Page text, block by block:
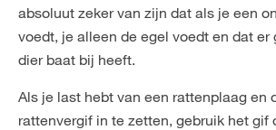
absoluut zeker van zijn dat als je een
voedt, je alleen de egel voedt en dat er
dier baat bij heeft.
Als je last hebt van een rattenplaag en
rattenvergif in te zetten, gebruik het gif